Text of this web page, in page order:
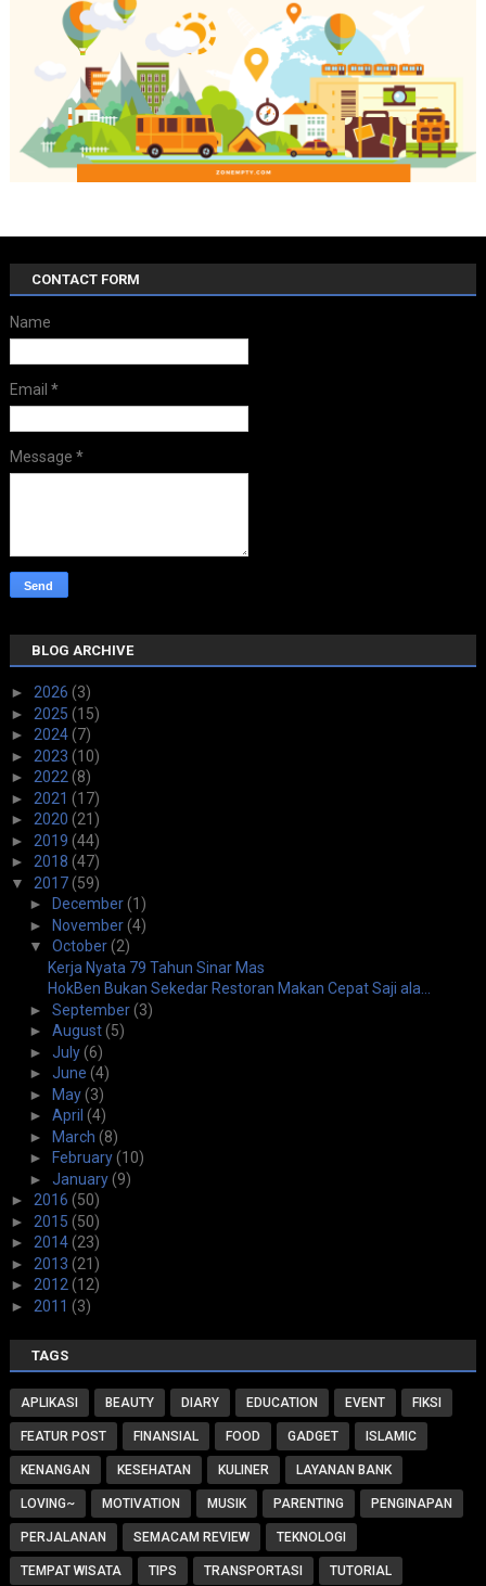
CONTACT FORM
Name
Email *
Message *
BLOG ARCHIVE
► 2026 (3)
► 2025 (15)
► 2024(7)
► 2023 (10)
► 2022(8)
► 2021 (17)
► 2020 (21)
► 2019 (44)
► 2018 (47)
▼ 2017(59)
►
December(1)
►
November(4)
▼ October(2)
Kerja Nyata 79 Tahun Sinar Mas
HokBen Bukan Sekedar Restoran Makan Cepat Saji ala...
► September(3)
► August(5)
► July(6)
► June (4)
►
May(3)
► April (4)
►
March (8)
►
February(10)
► January(9)
► 2016 (50)
► 2015 (50)
► 2014(23)
► 2013 (21)
► 2012(12)
► 2011 (3)
TAGS
APLIKASI BEAUTY DIARY EDUCATION EVENT FIKSI
FEATUR POST FINANSIAL FOOD GADGET ISLAMIC
KENANGAN KESEHATAN KULINER LAYANAN BANK
LOVING~ MOTIVATION MUSIK PARENTING PENGINAPAN
PERJALANAN SEMACAM REVIEW TEKNOLOGI
TEMPAT WISATA TIPS TRANSPORTASI TUTORIAL